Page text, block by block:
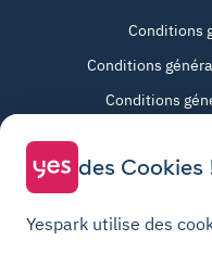
Conditions
Conditions
Conditions
Politique
des Cookies
Yespark utilise des